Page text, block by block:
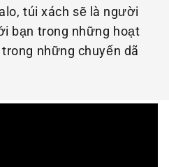
túi xách sẽ là người
bạn trong những hoạt
những chuyến dã